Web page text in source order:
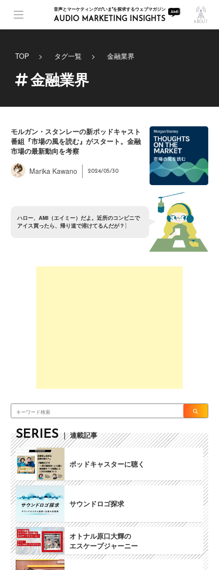
音声とマーケティングの"いま"を探求するウェブマガジン
AUDIO MARKETING INSIGHTS ABOUT
TOP タグ一覧 金融業界
金融業界
モルガン・スタンレーの新ポッドキャスト
番組『市場の風を読む』がスタート。金融
市場の最新動向を考察
Marika Kawano 2024/05/30
ハロー、 AMI（エイ ミ ー） だよ 。 近所のコンビニで
アイス買った ら、 帰り道で溶けてるんだが？
SERIES ｜ 連載記事
ポッドキャスターに聴く
サウンドロゴ探求
オトナル原口大輝の
エスケープジャーニー